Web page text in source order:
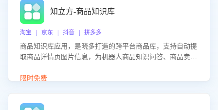
知立方-商品知识库
淘宝 | 京东 | 抖音 | 拼多多
商品知识库应用，是晓多打造的跨平台商品库，支持自动提
取商品详情页图片信息，为机器人商品知识问答、商品卖点
限时免费